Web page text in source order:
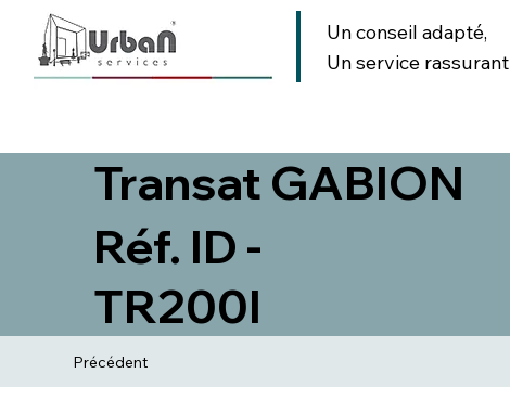
Un conseil adapté,
Un service rassurant
Transat GABION
Réf. ID -
TR200I
Précédent